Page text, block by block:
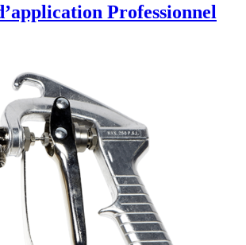
Professionnel